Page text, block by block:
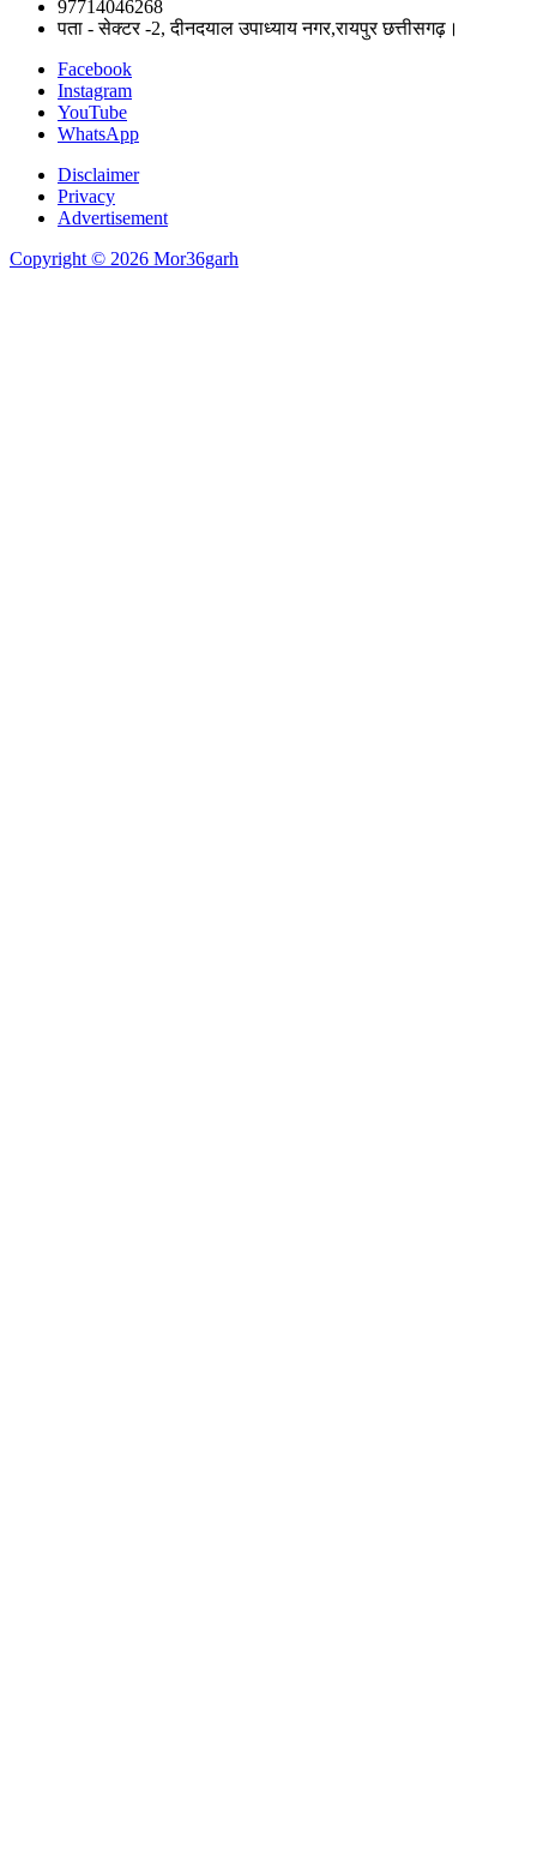
97714046268
पता - सेक्टर -2, दीनदयाल उपाध्याय नगर,रायपुर छत्तीसगढ़।
Facebook
Instagram
YouTube
WhatsApp
Disclaimer
Privacy
Advertisement
Copyright © 2026 Mor36garh